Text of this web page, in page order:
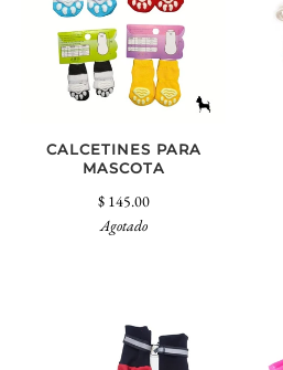
CALCETINES PARA
MASCOTA
$ 145.00
Agotado